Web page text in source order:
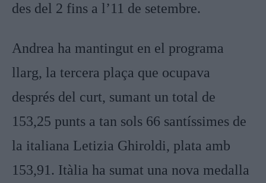
des del 2 fins a l’11 de setembre.
Andrea ha mantingut en el programa
llarg, la tercera plaça que ocupava
després del curt, sumant un total de
153,25 punts a tan sols 66 santíssimes de
la italiana Letizia Ghiroldi, plata amb
153,91. Itàlia ha sumat una nova medalla